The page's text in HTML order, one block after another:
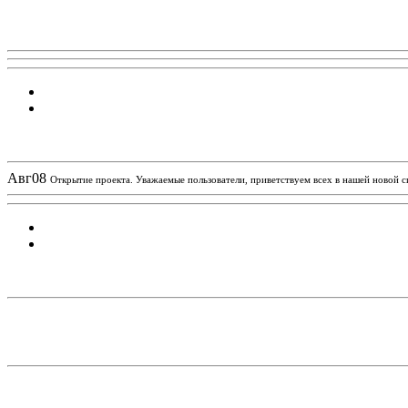
Авг08 Открытие проекта. Уважаемые пользователи, приветствуем всех в нашей новой